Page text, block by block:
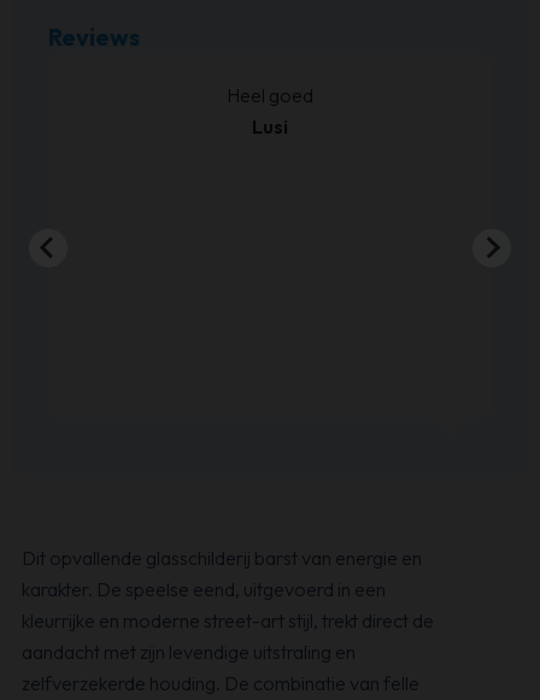
Reviews
Heel goed
Lusi
Dit opvallende glasschilderij barst van energie en
karakter. De speelse eend, uitgevoerd in een
kleurrijke en moderne street-art stijl, trekt direct de
aandacht met zijn levendige uitstraling en
zelfverzekerde houding. De combinatie van felle